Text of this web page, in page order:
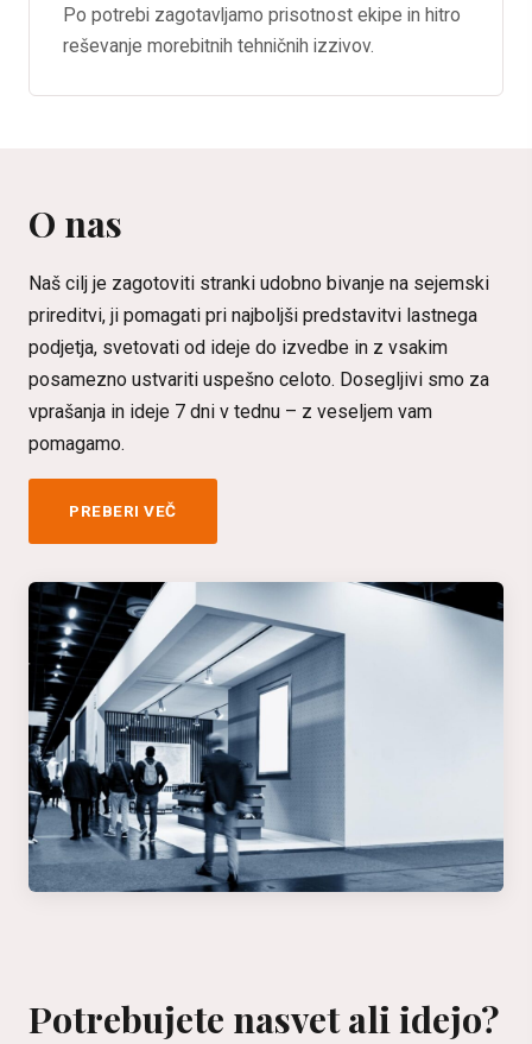
Po potrebi zagotavljamo prisotnost ekipe in hitro
reševanje morebitnih tehničnih izzivov.
O nas
Naš cilj je zagotoviti stranki udobno bivanje na sejemski
prireditvi, ji pomagati pri najboljši predstavitvi lastnega
podjetja, svetovati od ideje do izvedbe in z vsakim
posamezno ustvariti uspešno celoto. Dosegljivi smo za
vprašanja in ideje 7 dni v tednu – z veseljem vam
pomagamo.
PREBERI VEČ
Potrebujete nasvet ali idejo?